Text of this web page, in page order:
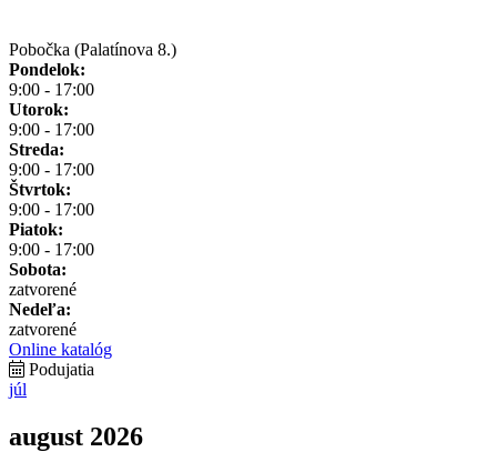
Pobočka (Palatínova 8.)
Pondelok:
9:00 - 17:00
Utorok:
9:00 - 17:00
Streda:
9:00 - 17:00
Štvrtok:
9:00 - 17:00
Piatok:
9:00 - 17:00
Sobota:
zatvorené
Nedeľa:
zatvorené
Online katalóg
Podujatia
júl
august 2026